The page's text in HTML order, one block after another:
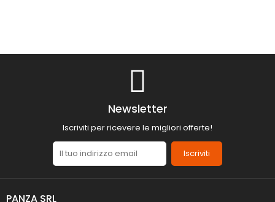
Newsletter
Iscriviti per ricevere le migliori offerte!
Iscriviti
PANZA SRL